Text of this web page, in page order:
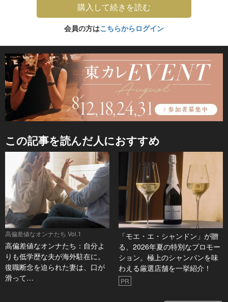
購入して続きを読む
会員の方はこちらからログイン
この記事を読んだ人におすすめ
高偏差値なオンナたち Vol.1
高偏差値なオンナたち：自分よ
りも低学歴な夫が海外駐在に。
復職断念を迫られた妻は、口が
滑って…
「モエ・エ・シャンドン」が贈
る、2026年夏の特別なプロモー
ション。極上のシャンパンを味
わえる厳選店舗を一挙紹介！
PR